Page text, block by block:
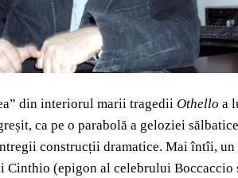
din interiorul marii tragedii Othello a
ca pe o parabolă a geloziei
construcții dramatice. Mai întîi,
(epigon al celebrului